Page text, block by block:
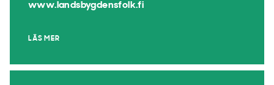
www.landsbygdensfolk.fi
LÄS MER